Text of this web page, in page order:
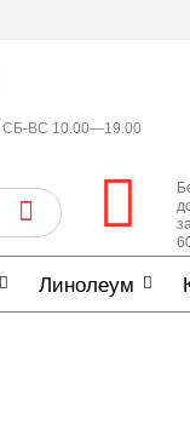
ВС 10.00—19.00
Линолеум